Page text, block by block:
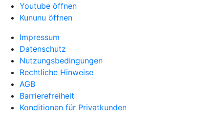
Youtube öffnen
Kununu öffnen
Impressum
Datenschutz
Nutzungsbedingungen
Rechtliche Hinweise
AGB
Barrierefreiheit
Konditionen für Privatkunden